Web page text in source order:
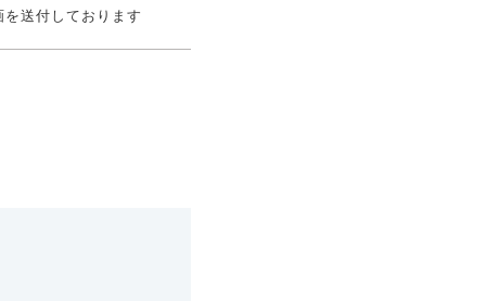
送付しております